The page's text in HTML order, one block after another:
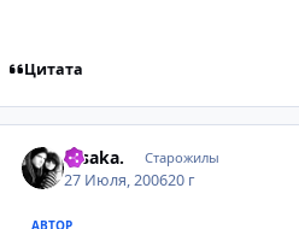
Цитата
.Osakа. Старожилы
27 Июля, 200620 г